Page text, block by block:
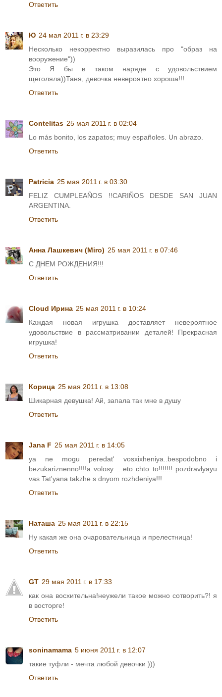
Ответить
Ю 24 мая 2011 г. в 23:29
Несколько некорректно выразилась про "образ на
вооружение"))
Это Я бы в таком наряде с удовольствием
щеголяла))Таня, девочка невероятно хороша!!!
Ответить
Contelitas 25 мая 2011 г. в 02:04
Lo más bonito, los zapatos; muy españoles. Un abrazo.
Ответить
Patricia 25 мая 2011 г. в 03:30
FELIZ CUMPLEAÑOS !!CARIÑOS DESDE SAN JUAN
ARGENTINA.
Ответить
Анна Лашкевич (Miro) 25 мая 2011 г. в 07:46
C ДНЕМ РОЖДЕНИЯ!!!
Ответить
Cloud Ирина 25 мая 2011 г. в 10:24
Каждая новая игрушка доставляет невероятное
удовольствие в рассматривании деталей! Прекрасная
игрушка!
Ответить
Корица 25 мая 2011 г. в 13:08
Шикарная девушка! Ай, запала так мне в душу
Ответить
Jana F 25 мая 2011 г. в 14:05
ya ne mogu peredat' vosxixheniya..bespodobno i
bezukariznenno!!!!a volosy ...eto chto to!!!!!!! pozdravlyayu
vas Tat'yana takzhe s dnyom rozhdeniya!!!
Ответить
Наташа 25 мая 2011 г. в 22:15
Ну какая же она очаровательница и прелестница!
Ответить
GT 29 мая 2011 г. в 17:33
как она восхительна!неужели такое можно сотворить?! я
в восторге!
Ответить
soninamama 5 июня 2011 г. в 12:07
такие туфли - мечта любой девочки )))
Ответить